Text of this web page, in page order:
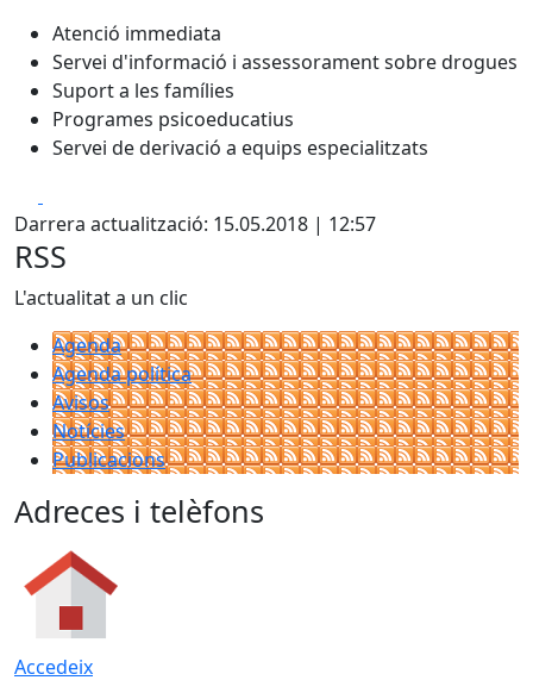
Atenció immediata
Servei d'informació i assessorament sobre drogues
Suport a les famílies
Programes psicoeducatius
Servei de derivació a equips especialitzats
Darrera actualització: 15.05.2018 | 12:57
RSS
L'actualitat a un clic
Agenda
Agenda política
Avisos
Notícies
Publicacions
Adreces i telèfons
Accedeix